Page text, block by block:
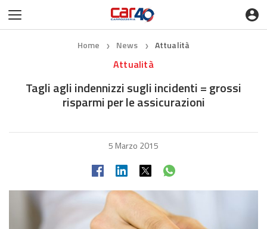
Home ❯ News ❯ Attualità
Attualità
Tagli agli indennizzi sugli incidenti = grossi
risparmi per le assicurazioni
5 Marzo 2015